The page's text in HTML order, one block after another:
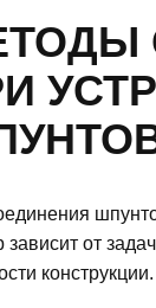
от
конструкции.